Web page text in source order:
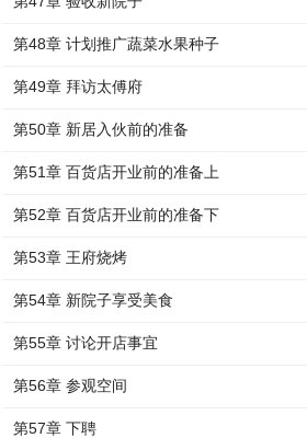
第48章 计划推广蔬菜水果种子
第49章 拜访太傅府
第50章 新居入伙前的准备
第51章 百货店开业前的准备上
第52章 百货店开业前的准备下
第53章 王府烧烤
第54章 新院子享受美食
第55章 讨论开店事宜
第56章 参观空间
第57章 下聘